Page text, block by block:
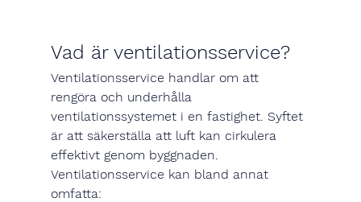
Vad är ventilationsservice?
Ventilationsservice handlar om att
rengöra och underhålla
ventilationssystemet i en fastighet. Syftet
är att säkerställa att luft kan cirkulera
effektivt genom byggnaden.
Ventilationsservice kan bland annat
omfatta: